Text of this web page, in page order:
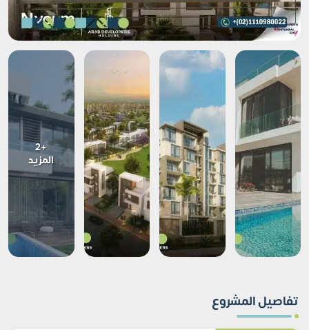
+2
المزيد
تفاصيل المشروع